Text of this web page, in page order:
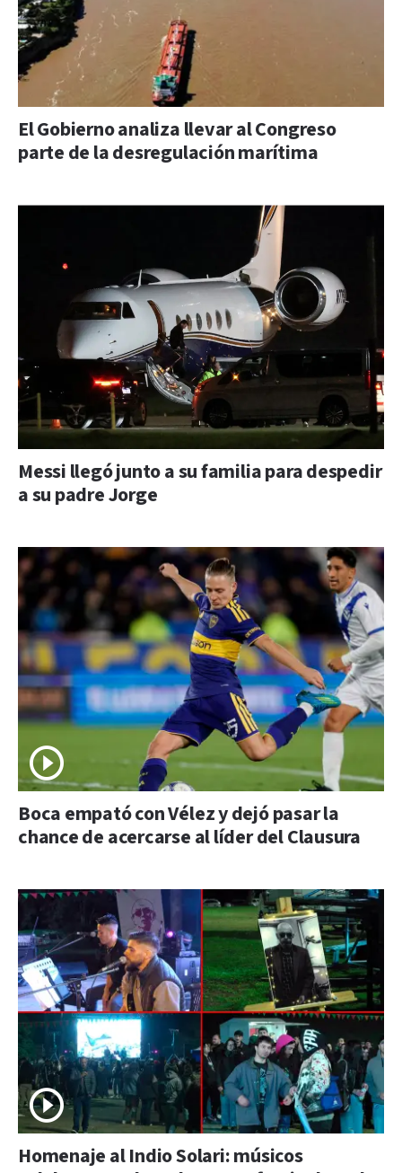
El Gobierno analiza llevar al Congreso
parte de la desregulación marítima
Messi llegó junto a su familia para despedir
a su padre Jorge
Boca empató con Vélez y dejó pasar la
chance de acercarse al líder del Clausura
Homenaje al Indio Solari: músicos